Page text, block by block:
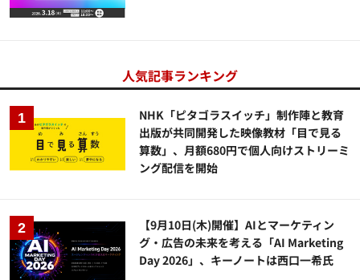
人気記事ランキング
NHK「ピタゴラスイッチ」制作陣と教育
出版が共同開発した映像教材「目で見る
算数」、月額680円で個人向けストリーミ
ング配信を開始
【9月10日(木)開催】AIとマーケティン
グ・広告の未来を考える「AI Marketing
Day 2026」、キーノートは西口一希氏